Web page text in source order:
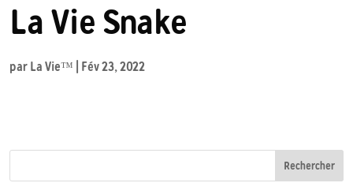
La Vie Snake
par La Vie™ Fév 23, 2022
Rechercher